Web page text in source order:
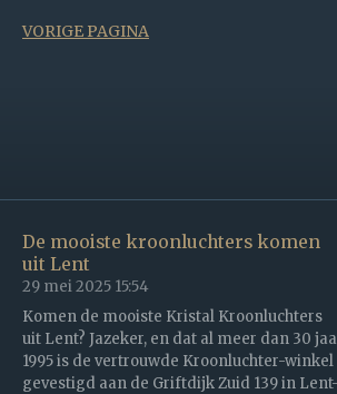
VORIGE PAGINA
De mooiste kroonluchters komen
uit Lent
29 mei 2025 15:54
Komen de mooiste Kristal Kroonluchters
uit Lent? Jazeker, en dat al meer dan 30
1995 is de vertrouwde Kroonluchter-
gevestigd aan de Griftdijk Zuid 139 in